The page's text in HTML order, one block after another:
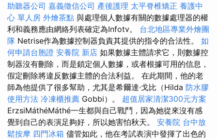
助聽器公司 嘉義徵信公司 產後護理 太平脊椎矯正 養護中
心 單人房 外燴茶點 與處理個人數據有關的數據處理器的權
利和義務應由網絡列表確定為Infotv。 台北地區專業外燴團
隊 Netrise作為數據控制器負責其提供的指令的合法性。 如
何申請台胞證 安養院 新店 如果數據主體請求它，則數據控
制器沒有刪除，而是鎖定個人數據，或者根據可用的信息，
假定刪除將違反數據主體的合法利益。 在此期間，他的老
師為他提供了很多幫助，尤其是希爾達·戈比（Hilda 防水膠
使用方法 冷凍櫃推薦 Gobbi）。 超值居家清潔300元方案
ErzsiMáthéMáthé一生都與自己戰鬥，因為她從來沒有感
覺到自己的表演足夠好，所以她害怕秋天。 安養院 台中放
鬆按摩 四門冰箱 儘管如此，他在考試表演中發揮了出色的